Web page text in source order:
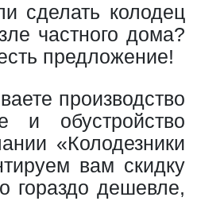
сделать колодец
частного дома?
предложение!
производство
и обустройство
«Колодезники
вам скидку
гораздо дешевле,